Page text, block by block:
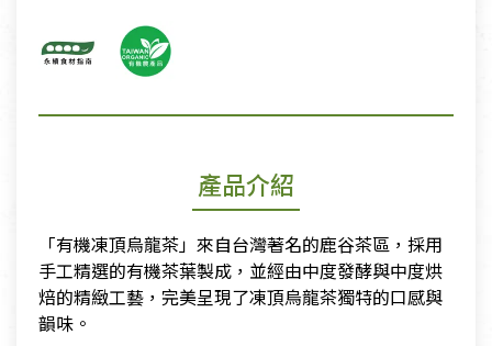
產品介紹
「有機凍頂烏龍茶」來自台灣著名的鹿谷茶區，採用
手工精選的有機茶葉製成，並經由中度發酵與中度烘
焙的精緻工藝，完美呈現了凍頂烏龍茶獨特的口感與
韻味。